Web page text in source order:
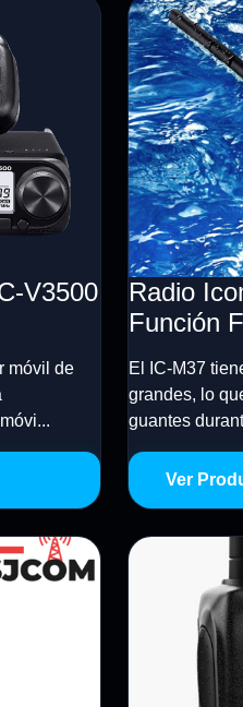
V3500
móvil de
Radio
Función
El IC-M37
grandes, lo
guantes
Ver